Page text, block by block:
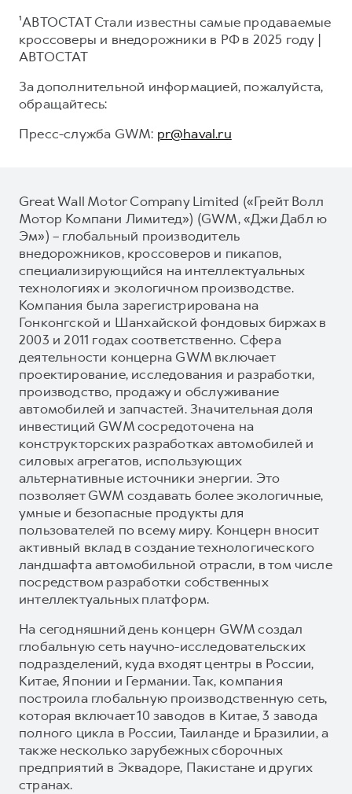
¹АВТОСТАТ Стали известны самые продаваемые
кроссоверы и внедорожники в РФ в 2025 году |
АВТОСТАТ
За дополнительной информацией, пожалуйста,
обращайтесь:
Пресс-служба GWM: pr@haval.ru
Great Wall Motor Company Limited («Грейт Волл
Мотор Компани Лимитед») (GWM, «Джи Дабл ю
Эм») – глобальный производитель
внедорожников, кроссоверов и пикапов,
специализирующийся на интеллектуальных
технологиях и экологичном производстве.
Компания была зарегистрирована на
Гонконгской и Шанхайской фондовых биржах в
2003 и 2011 годах соответственно. Сфера
деятельности концерна GWM включает
проектирование, исследования и разработки,
производство, продажу и обслуживание
автомобилей и запчастей. Значительная доля
инвестиций GWM сосредоточена на
конструкторских разработках автомобилей и
силовых агрегатов, использующих
альтернативные источники энергии. Это
позволяет GWM создавать более экологичные,
умные и безопасные продукты для
пользователей по всему миру. Концерн вносит
активный вклад в создание технологического
ландшафта автомобильной отрасли, в том числе
посредством разработки собственных
интеллектуальных платформ.
На сегодняшний день концерн GWM создал
глобальную сеть научно-исследовательских
подразделений, куда входят центры в России,
Китае, Японии и Германии. Так, компания
построила глобальную производственную сеть,
которая включает 10 заводов в Китае, 3 завода
полного цикла в России, Таиланде и Бразилии, а
также несколько зарубежных сборочных
предприятий в Эквадоре, Пакистане и других
странах.